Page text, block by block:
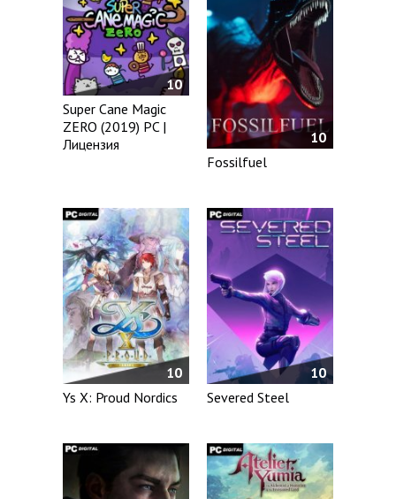
10
Super Cane Magic
ZERO (2019) PC |
Лицензия
10
Fossilfuel
10
Ys X: Proud Nordics
10
Severed Steel